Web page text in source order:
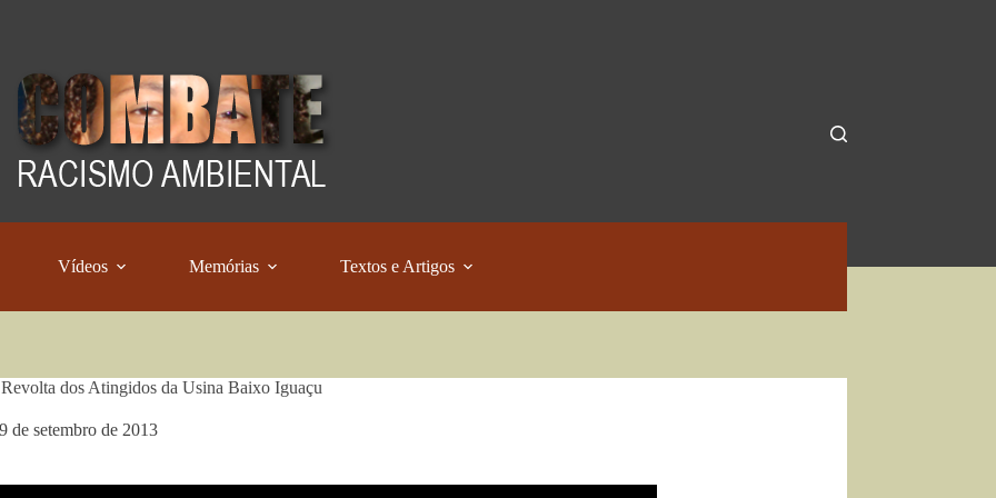
Vídeos Memórias Textos e Artigos
dos Atingidos da Usina Baixo Iguaçu
de setembro de 2013